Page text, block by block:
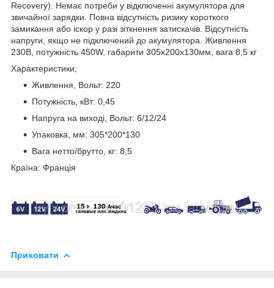
Recovery). Немає потреби у відключенні акумулятора для
звичайної зарядки. Повна відсутність ризику короткого
замикання або іскор у разі зіткнення затискачів. Відсутність
напруги, якщо не підключений до акумулятора. Живлення
230В, потужність 450W, габарити 305х200х130мм, вага 8,5 кг
Характеристики;
Живлення, Вольт: 220
Потужність, кВт: 0,45
Напруга на виході, Вольт: 6/12/24
Упаковка, мм: 305*200*130
Вага нетто/брутто, кг: 8,5
Країна: Франція
Приховати